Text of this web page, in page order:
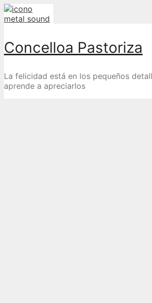
Skip
to
Concelloa Pastoriza
La felicidad está en los pequeños
aprende a apreciarlos